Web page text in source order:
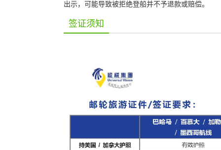
出示，可能导致被拒绝登船并不予退款或赔偿。
签证须知